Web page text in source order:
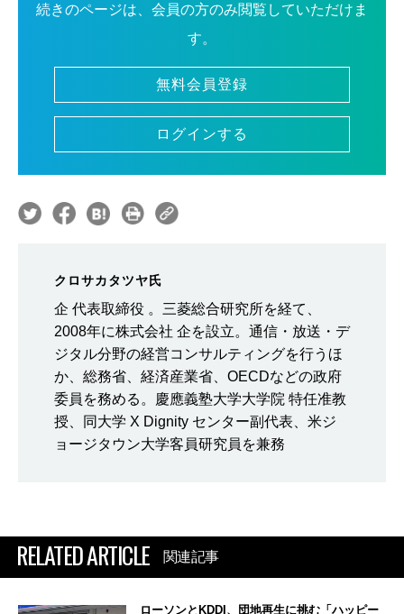
続きのページは、会員の方のみ閲覧していただけま
す。
無料会員登録
ログインする
クロサカタツヤ氏
企 代表取締役 。三菱総合研究所を経て、
2008年に株式会社 企を設立。通信・放送・デ
ジタル分野の経営コンサルティングを行うほ
か、総務省、経済産業省、OECDなどの政府
委員を務める。慶應義塾大学大学院 特任准教
授、同大学 X Dignity センター副代表、米ジ
ョージタウン大学客員研究員を兼務
RELATED ARTICLE 関連記事
ローソンとKDDI、団地再生に挑む「ハッピー